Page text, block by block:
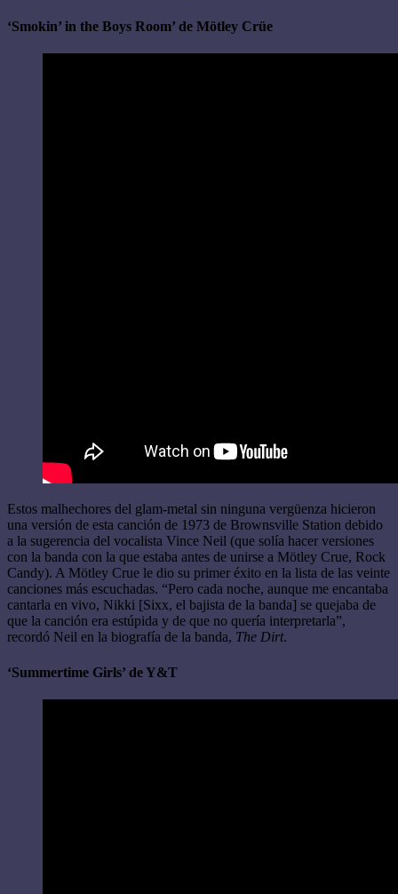
‘Smokin’ in the Boys Room’ de Mötley Crüe
Estos malhechores del glam-metal sin ninguna vergüenza hicieron
una versión de esta canción de 1973 de Brownsville Station debido
a la sugerencia del vocalista Vince Neil (que solía hacer versiones
con la banda con la que estaba antes de unirse a Mötley Crue, Rock
Candy). A Mötley Crue le dio su primer éxito en la lista de las veinte
canciones más escuchadas. “Pero cada noche, aunque me encantaba
cantarla en vivo, Nikki [Sixx, el bajista de la banda] se quejaba de
que la canción era estúpida y de que no quería interpretarla”,
recordó Neil en la biografía de la banda, The Dirt.
‘Summertime Girls’ de Y&T